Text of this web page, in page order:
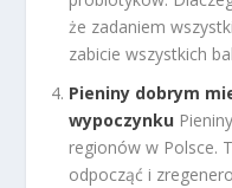
że zadaniem
zabicie wszystkich
Pieniny dobrym
wypoczynku
regionów w Polsce.
odpocząć i